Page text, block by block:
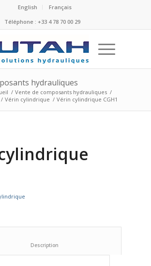
English
Français
Téléphone : +33 4 78 70 00 29
hydrauliques
/ Vente de composants hydrauliques /
/ Vérin cylindrique / Vérin cylindrique CGH1